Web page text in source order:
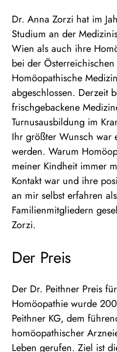
Dr. Anna Zorzi hat im
Studium an der
Wien als auch ihre
bei der
Homöopathische
abgeschlossen. Derzeit
frischgebackene
Turnusausbildung im
Ihr größter Wunsch war
werden. Warum
meiner Kindheit immer
Kontakt war und ihre
an mir selbst erfahren
Familienmitgliedern
Zorzi.
Der Preis
Der Dr. Peithner Preis
Homöopathie wurde
Peithner KG, dem
homöopathischer
Leben gerufen. Ziel ist